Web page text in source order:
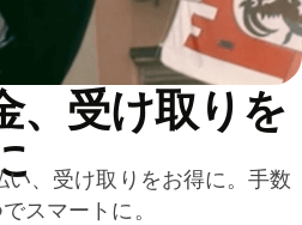
、受け取りを
、受け取りをお得に。手数
スマートに。